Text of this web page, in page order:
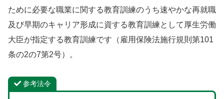
ために必要な職業に関する教育訓練のうち速やかな再就職
及び早期のキャリア形成に資する教育訓練として厚生労働
大臣が指定する教育訓練です（雇用保険法施行規則第101
条の2の7第2号）。
参考法令